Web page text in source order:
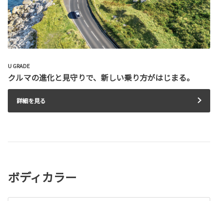
U GRADE
クルマの進化と見守りで、新しい乗り方がはじまる。
詳細を見る
ボディカラー